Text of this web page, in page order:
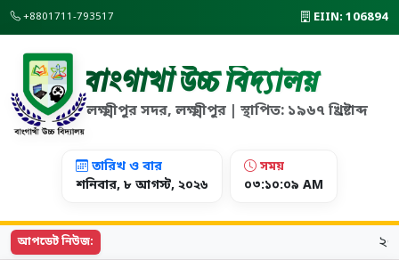
+8801711-793517 EIIN: 106894
বাংগাখাঁ উচ্চ বিদ্যালয়
লক্ষ্মীপুর সদর, লক্ষ্মীপুর | স্থাপিত: ১৯৬৭ খ্রিষ্টাব্দ
তারিখ ও বার
শনিবার, ৮ আগস্ট, ২০২৬
সময়
০৩:১০:০৯ AM
আপডেট নিউজ: